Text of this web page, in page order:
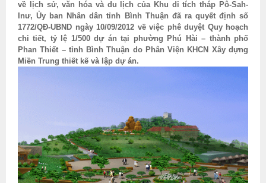
về lịch sử, văn hóa và du lịch của Khu di tích tháp Pô-Sah-
Inư, Ủy ban Nhân dân tỉnh Bình Thuận đã ra quyết định số
1772/QĐ-UBND ngày 10/09/2012 về việc phê duyệt Quy hoạch
chi tiết, tỷ lệ 1/500 dự án tại phường Phú Hài – thành phố
Phan Thiết – tỉnh Bình Thuận do Phân Viện KHCN Xây dựng
Miền Trung thiết kế và lập dự án.